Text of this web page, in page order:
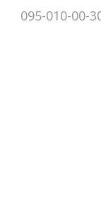
095-010-00-